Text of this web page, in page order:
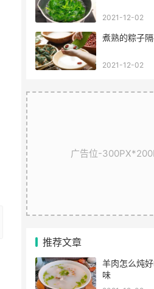
2021-12-02
煮熟的粽子
2021-12-02
广告位-
推荐文章
羊肉怎么炖
味